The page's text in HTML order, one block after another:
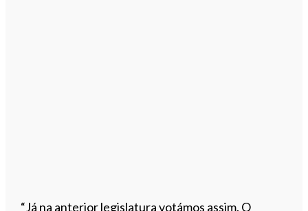
“Já na anterior legislatura votámos assim. O